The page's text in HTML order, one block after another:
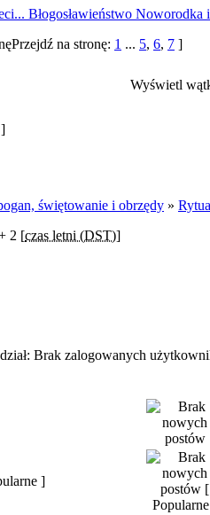
Błogosławieństwo Noworodka
Przejdź na stronę: 1 ... 5, 6, 7 ]
Wyświetl
świętowanie i obrzędy »
2 [czas letni (DST)]
Brak zalogowanych
]